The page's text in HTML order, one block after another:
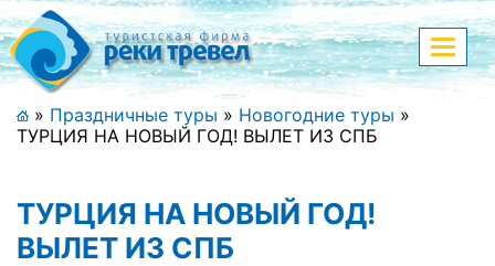
Меню
+7 (911) 182-44-68
Адрес офиса, контакты
Полная версия сайта
меню
» Праздничные туры » Новогодние туры »
ТУРЦИЯ НА НОВЫЙ ГОД! ВЫЛЕТ ИЗ СПБ
ТУРЦИЯ НА НОВЫЙ ГОД!
ВЫЛЕТ ИЗ СПБ